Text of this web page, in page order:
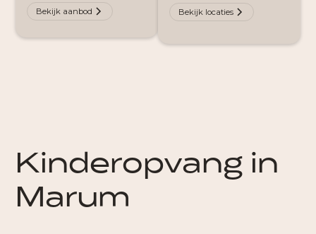
Bekijk locaties
Bekijk aanbod
Kinderopvang in
Marum